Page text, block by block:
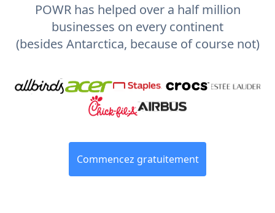
POWR has helped over a half million
businesses on every continent
(besides Antarctica, because of course not)
Commencez gratuitement